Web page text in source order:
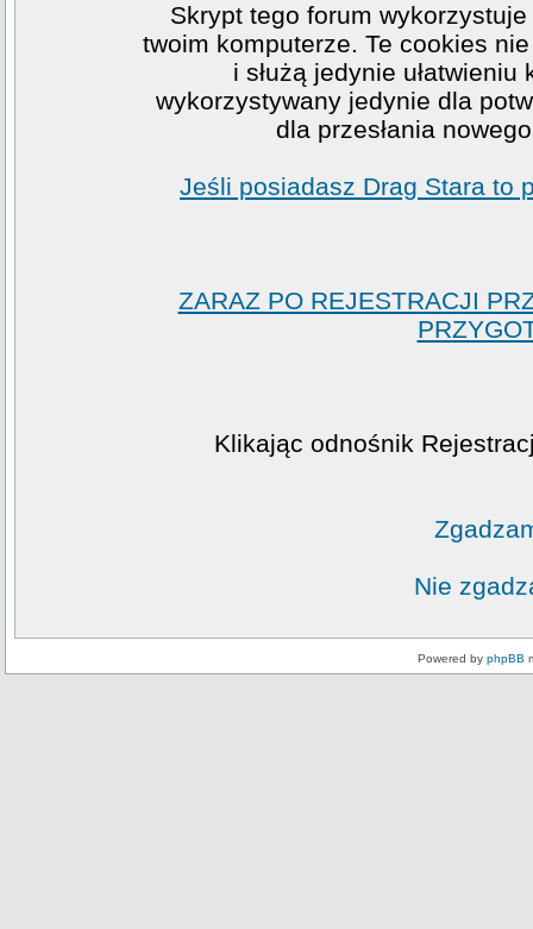
Skrypt tego forum
twoim komputerze. Te cookies
i służą jedynie
wykorzystywany jedynie dla
dla przesłania
Jeśli posiadasz Drag Stara to
ZARAZ PO REJESTRACJI
Klikając odnośnik
Nie
Powered by phpBB